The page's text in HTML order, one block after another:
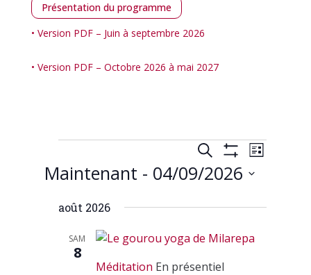
Présentation du programme
• Version PDF – Juin à septembre 2026
• Version PDF – Octobre 2026 à mai 2027
Calendrier Recherche
et
navigation
de
Calendrier
Recherche
Les
de
Liste
Maintenant - 04/09/2026
uneaoût 2026
SAM
8
Méditation En présentiel